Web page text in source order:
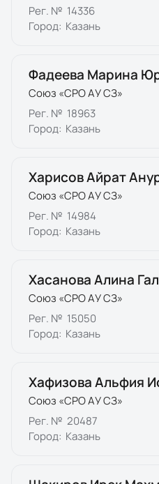
Рег. № 14336
Город: Казань
Фадеева Марина
Союз «СРО АУ СЗ»
Рег. № 18963
Город: Казань
Харисов Айрат
Союз «СРО АУ СЗ»
Рег. № 14984
Город: Казань
Хасанова Алина
Союз «СРО АУ СЗ»
Рег. № 15050
Город: Казань
Хафизова Альфия
Союз «СРО АУ СЗ»
Рег. № 20487
Город: Казань